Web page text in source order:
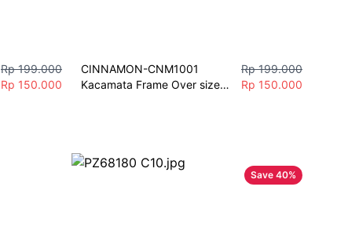
Rp 199.000
Rp 150.000
CINNAMON-CNM1001
Kacamata Frame Over size
Rp 199.000
Rp 150.000
Save 40%